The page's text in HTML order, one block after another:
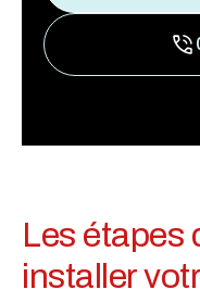
Les étapes
installer